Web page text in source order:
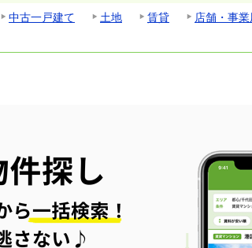
中古一戸建て 土地 賃貸
店舗・事業